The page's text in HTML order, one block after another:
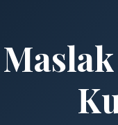
Maslak